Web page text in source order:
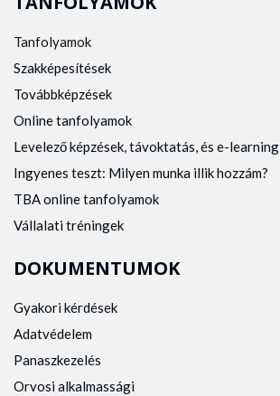
Tanfolyamok
Szakképesítések
Továbbképzések
Online tanfolyamok
Levelező képzések, távoktatás, és e-learning
Ingyenes teszt: Milyen munka illik hozzám?
TBA online tanfolyamok
Vállalati tréningek
DOKUMENTUMOK
Gyakori kérdések
Adatvédelem
Panaszkezelés
Orvosi alkalmassági